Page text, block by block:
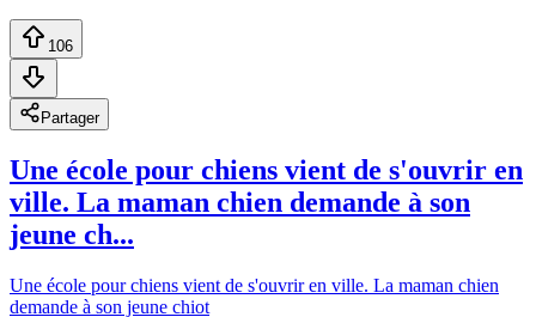
106
Partager
Une école pour chiens vient de s'ouvrir en
ville. La maman chien demande à son
jeune ch...
Une école pour chiens vient de s'ouvrir en ville. La maman chien
demande à son jeune chiot